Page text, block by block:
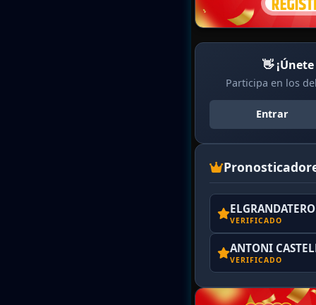
👋
Participa en los
Entrar
VERIFICADO
ANTONI
VERIFICADO